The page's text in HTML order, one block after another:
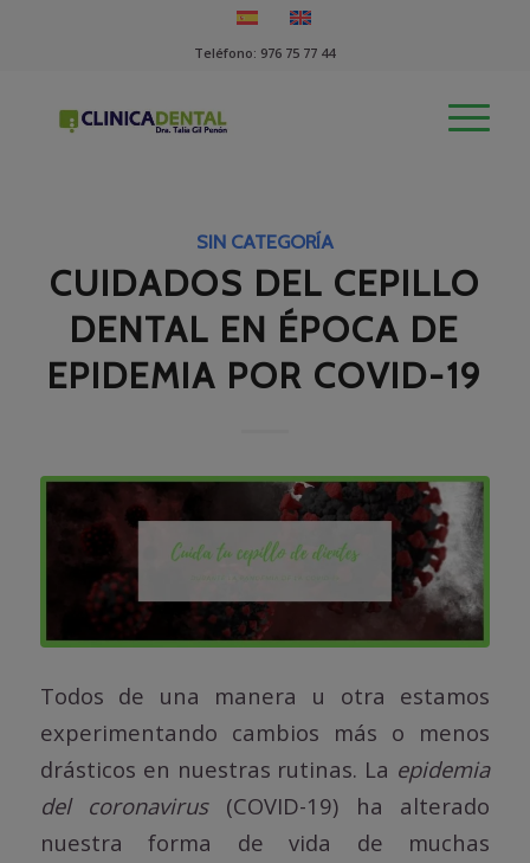
Teléfono: 976 75 77 44
SIN CATEGORÍA
CUIDADOS DEL CEPILLO
DENTAL EN ÉPOCA DE
EPIDEMIA POR COVID-19
Todos de una manera u otra estamos
experimentando cambios más o menos
drásticos en nuestras rutinas. La epidemia
del coronavirus(COVID-19) ha alterado
nuestra forma de vida de muchas